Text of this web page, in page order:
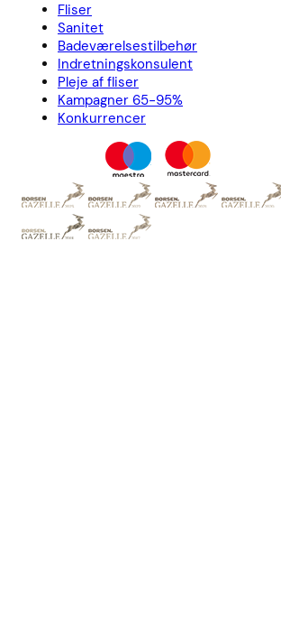
Fliser
Sanitet
Badeværelsestilbehør
Indretningskonsulent
Pleje af fliser
Kampagner 65-95%
Konkurrencer